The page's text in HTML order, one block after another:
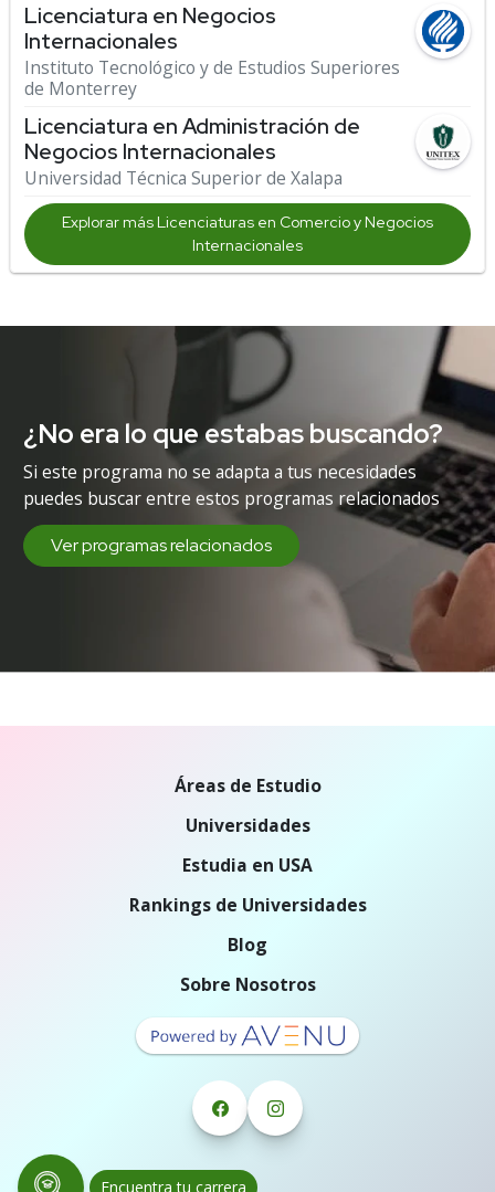
Licenciatura en Negocios
Internacionales
Instituto Tecnológico y de Estudios Superiores
de Monterrey
Licenciatura en Administración de
Negocios Internacionales
Universidad Técnica Superior de Xalapa
Explorar más Licenciaturas en Comercio y Negocios
Internacionales
¿No era lo que estabas buscando?
Si este programa no se adapta a tus necesidades
puedes buscar entre estos programas relacionados
Ver programas relacionados
Encuentra tu carrera
Áreas de Estudio
Universidades
Estudia en USA
Rankings de Universidades
Blog
Sobre Nosotros